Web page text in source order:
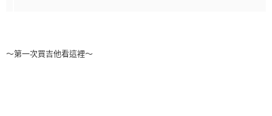
～第一次買吉他看這裡～